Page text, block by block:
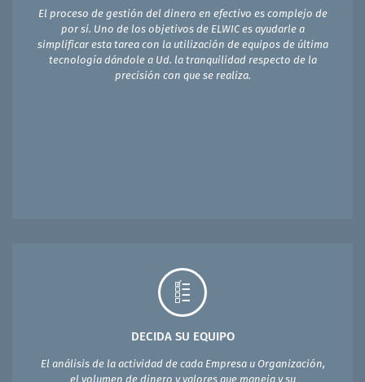
El proceso de gestión del dinero en efectivo es complejo de
por si. Uno de los objetivos de ELWIC es ayudarle a
simplificar esta tarea con la utilización de equipos de última
tecnología dándole a Ud. la tranquilidad respecto de la
precisión con que se realiza.
DECIDA SU EQUIPO
El análisis de la actividad de cada Empresa u Organización,
el volumen de dinero y valores que maneja y su